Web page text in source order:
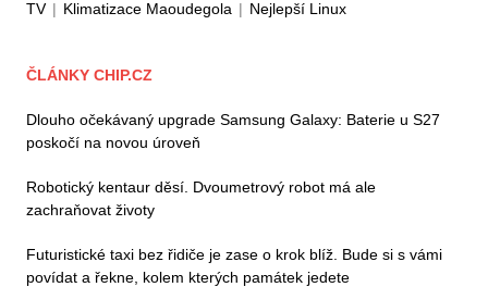
TV | Klimatizace Maoudegola | Nejlepší Linux
ČLÁNKY CHIP.CZ
Dlouho očekávaný upgrade Samsung Galaxy: Baterie u S27
poskočí na novou úroveň
Robotický kentaur děsí. Dvoumetrový robot má ale
zachraňovat životy
Futuristické taxi bez řidiče je zase o krok blíž. Bude si s vámi
povídat a řekne, kolem kterých památek jedete